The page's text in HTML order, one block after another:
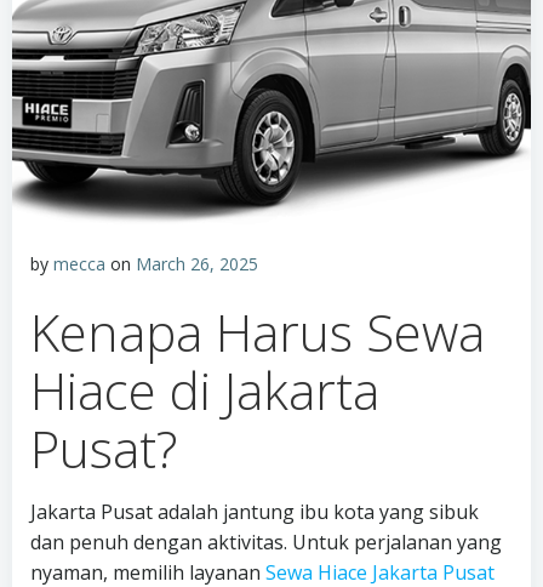
by mecca on March 26, 2025
Kenapa Harus Sewa
Hiace di Jakarta
Pusat?
Jakarta Pusat adalah jantung ibu kota yang sibuk
dan penuh dengan aktivitas. Untuk perjalanan yang
nyaman, memilih layanan Sewa Hiace Jakarta Pusat